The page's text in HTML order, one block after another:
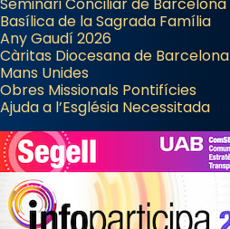
Seminari Conciliar de Barcelona
Basílica de la Sagrada Família
Any Gaudí 2026
Càritas Diocesana de Barcelona
Mans Unides
Obres Missionals Pontifícies
Ajuda a l’Església Necessitada